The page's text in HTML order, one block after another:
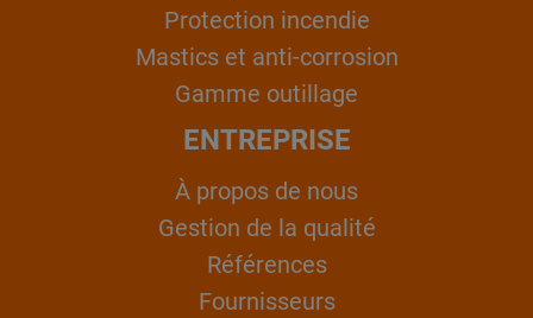
Protection incendie
Mastics et anti-corrosion
Gamme outillage
ENTREPRISE
À propos de nous
Gestion de la qualité
Références
Fournisseurs